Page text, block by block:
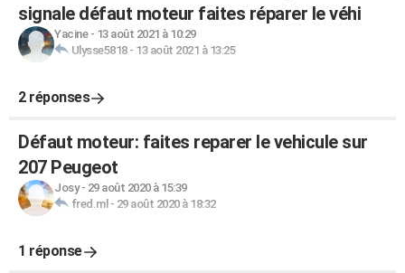
signale défaut moteur faites réparer le véhi
Yacine- 13 août 2021 à 10:29
Ulysse5818- 13 août 2021 à 13:25
2 réponses
Défaut moteur: faites reparer le vehicule sur
207 Peugeot
Josy- 29 août 2020 à 15:39
fred.ml - 29 août 2020 à 18:32
1 réponse